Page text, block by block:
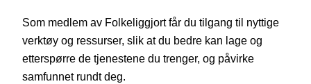
Som medlem av Folkeliggjort får du tilgang til nyttige
verktøy og ressurser, slik at du bedre kan lage og
etterspørre de tjenestene du trenger, og påvirke
samfunnet rundt deg.